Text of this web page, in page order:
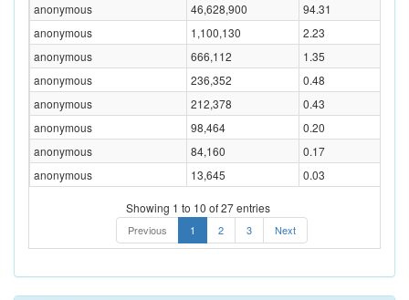
anonymous
46,628,900
94.31
anonymous
1,100,130
2.23
anonymous
666,112
1.35
anonymous
236,352
0.48
anonymous
212,378
0.43
anonymous
98,464
0.20
anonymous
84,160
0.17
anonymous
13,645 0.03
Showing 1 to 10 of 27 entries
Previous 1 2 3 Next